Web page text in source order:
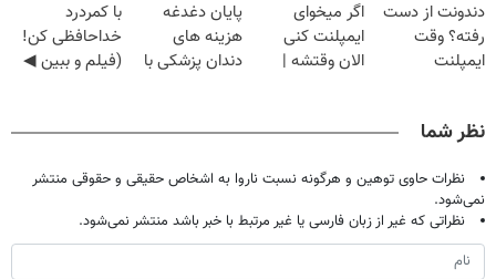
◂پرسش‌نامه)
دندونت از دست
رفته؟ وقت
ایمپلنت
اگر میخوای
ایمپلنت کنی
الان وقتشه |
پایان دغدغه
هزینه های
دندان پزشکی با
با کمردرد
خداحافظی کن!
(فیلم و ببین ◀
نظر شما
نظرات حاوی توهین و هرگونه نسبت ناروا به اشخاص حقیقی و حقوقی منتشر
نمی‌شود.
نظراتی که غیر از زبان فارسی یا غیر مرتبط با خبر باشد منتشر نمی‌شود.